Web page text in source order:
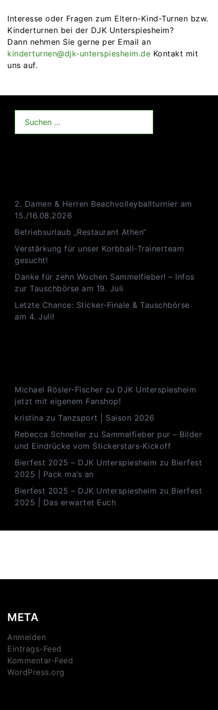
Interesse oder Fragen zum Eltern-Kind-Turnen bzw.
Kinderturnen bei der DJK Unterspiesheim?
Dann nehmen Sie gerne per Email an
kinderturnen@djk-unterspiesheim.de Kontakt mit
uns auf.
nach:
2. Damen & Herren Beachvolleyballturnier am
15./16.08.2026
Betriebsurlaub „Restaurant Athen“
Verstärkung für unser Korbball-Trainerteam
gesucht!
Danke für zehn Wochen Sammelfieber! – Infos
zur Tauschbörse am 19. Juli
Letzte Chance: Sticker‑Finale & Tauschbörse
am 4. Juli!
Michael Rösler-Fischer zu DJK Unterspiesheim
jetzt mit eigenem Fanshop!
kristina zu Tanzsport | Saison 2026
Rebecca Schneller zu Sammelfieber pur – Bilder
und Eindrücke vom Stickerstars‑Kickoff
Bierfest 2025 – DJK Unterspiesheim zu Bierfest
2025 | Pack ma’s an
Bierfest 2025 – DJK Unterspiesheim zu Bierfest
2025 | Das erwartet Euch
META
Anmelden
Eintrags-Feed
Kommentar-Feed
WordPress.org